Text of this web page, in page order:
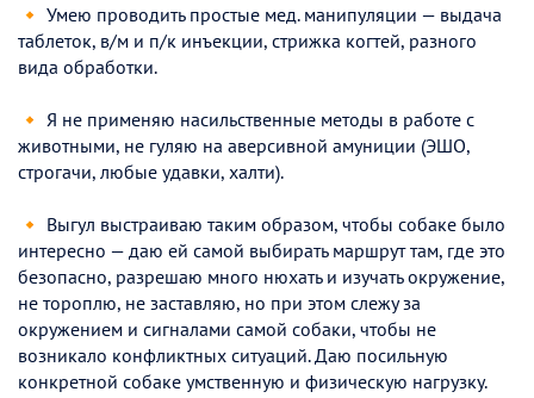
🔸 Умею проводить простые мед. манипуляции — выдача
таблеток, в/м и п/к инъекции, стрижка когтей, разного
вида обработки.
🔸 Я не применяю насильственные методы в работе с
животными, не гуляю на аверсивной амуниции (ЭШО,
строгачи, любые удавки, халти).
🔸 Выгул выстраиваю таким образом, чтобы собаке было
интересно — даю ей самой выбирать маршрут там, где это
безопасно, разрешаю много нюхать и изучать окружение,
не тороплю, не заставляю, но при этом слежу за
окружением и сигналами самой собаки, чтобы не
возникало конфликтных ситуаций. Даю посильную
конкретной собаке умственную и физическую нагрузку.